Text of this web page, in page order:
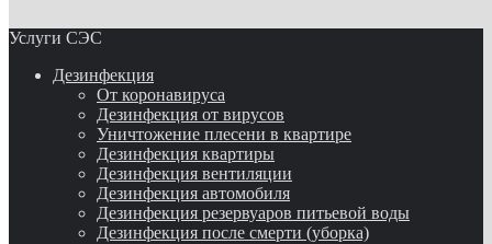
Услуги СЭС
Дезинфекция
От коронавируса
Дезинфекция от вирусов
Уничтожение плесени в квартире
Дезинфекция квартиры
Дезинфекция вентиляции
Дезинфекция автомобиля
Дезинфекция резервуаров питьевой воды
Дезинфекция после смерти (уборка)